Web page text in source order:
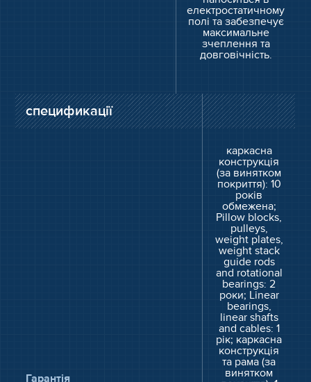
електростатичному
полі та забезпечує
максимальне
зчеплення та
довговічність.
спецификації
Гарантія
каркасна
конструкція
(за винятком
покриття): 10
років
обмежена;
Pillow blocks,
pulleys,
weight plates,
weight stack
guide rods
and rotational
bearings: 2
роки; Linear
bearings,
linear shafts
and cables: 1
рік; каркасна
конструкція
та рама (за
винятком